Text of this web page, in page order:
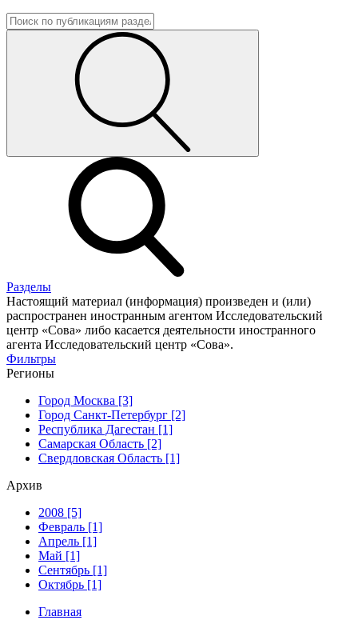
Разделы
Настоящий материал (информация) произведен и (или)
распространен иностранным агентом Исследовательский
центр «Сова» либо касается деятельности иностранного
агента Исследовательский центр «Сова».
Фильтры
Регионы
Город Москва [3]
Город Санкт-Петербург [2]
Республика Дагестан [1]
Самарская Область [2]
Свердловская Область [1]
Архив
2008 [5]
Февраль [1]
Апрель [1]
Май [1]
Сентябрь [1]
Октябрь [1]
Главная